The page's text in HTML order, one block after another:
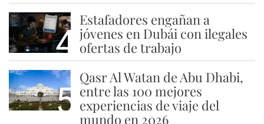
4
Estafadores engañan a
jóvenes en Dubái con ilegales
ofertas de trabajo
5
Qasr Al Watan de Abu Dhabi,
entre las 100 mejores
experiencias de viaje del
mundo en 2026